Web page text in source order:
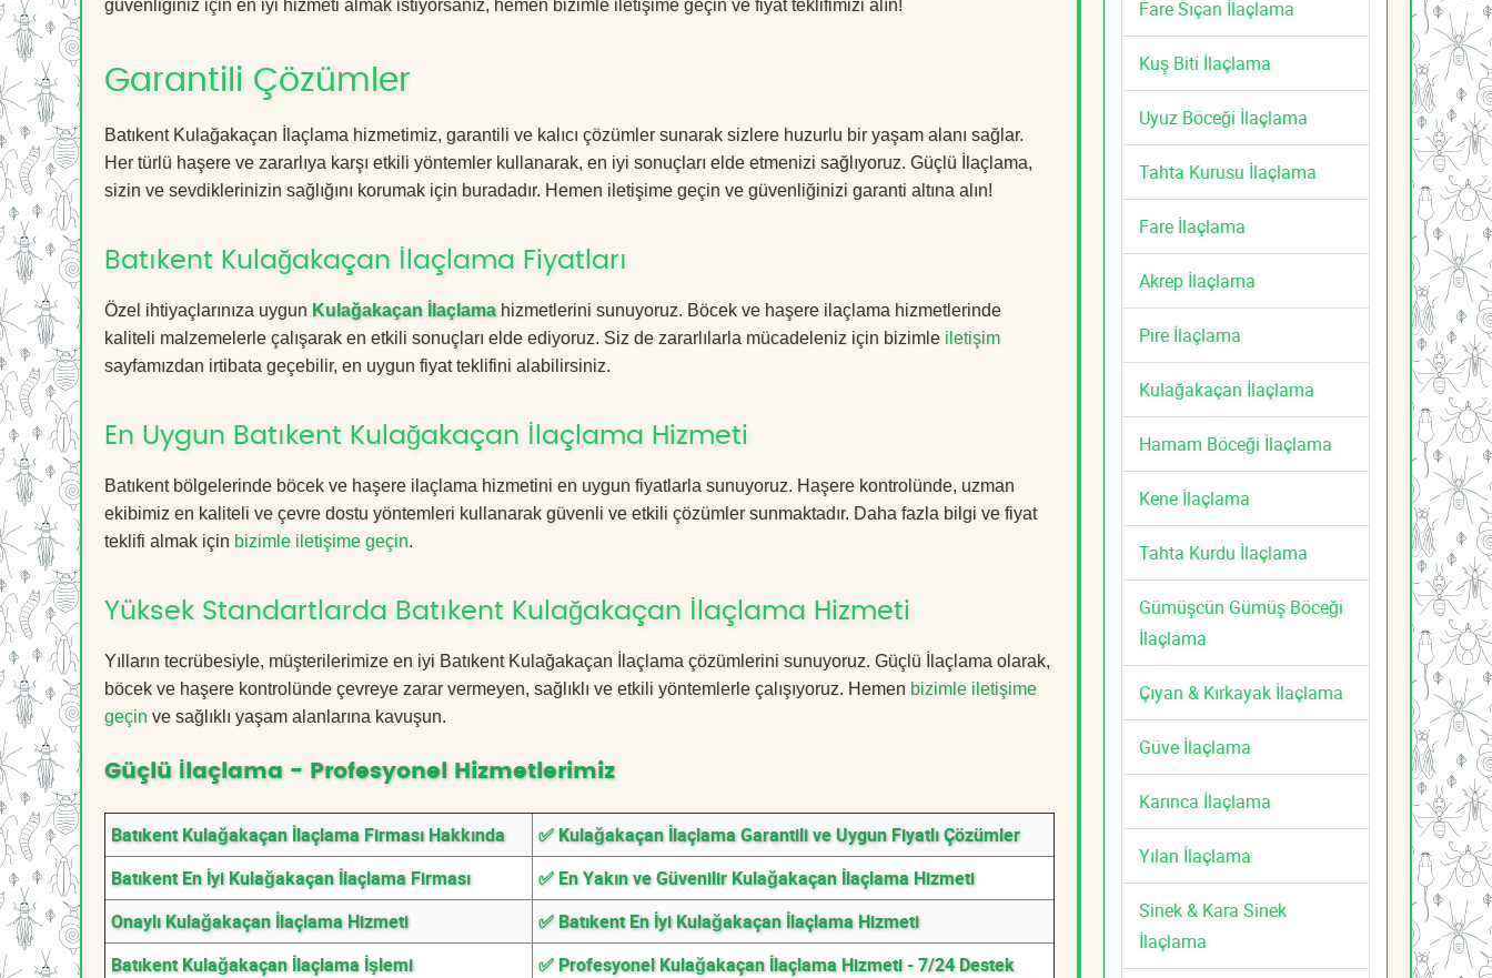
güvenliğiniz için en iyi hizmeti almak istiyorsanız, hemen bizimle iletişime geçin ve fiyat teklifimizi alın!
Garantili Çözümler
Batıkent Kulağakaçan İlaçlama hizmetimiz, garantili ve kalıcı çözümler sunarak sizlere huzurlu bir yaşam alanı sağlar.
Her türlü haşere ve zararlıya karşı etkili yöntemler kullanarak, en iyi sonuçları elde etmenizi sağlıyoruz. Güçlü İlaçlama,
sizin ve sevdiklerinizin sağlığını korumak için buradadır. Hemen iletişime geçin ve güvenliğinizi garanti altına alın!
Batıkent Kulağakaçan İlaçlama Fiyatları
Özel ihtiyaçlarınıza uygun Kulağakaçan İlaçlamahizmetlerini sunuyoruz. Böcek ve haşere ilaçlama hizmetlerinde
kaliteli malzemelerle çalışarak en etkili sonuçları elde ediyoruz. Siz de zararlılarla mücadeleniz için bizimle iletişim
sayfamızdan irtibata geçebilir, en uygun fiyat teklifini alabilirsiniz.
En Uygun Batıkent Kulağakaçan İlaçlama Hizmeti
Batıkent bölgelerinde böcek ve haşere ilaçlama hizmetini en uygun fiyatlarla sunuyoruz. Haşere kontrolünde, uzman
ekibimiz en kaliteli ve çevre dostu yöntemleri kullanarak güvenli ve etkili çözümler sunmaktadır. Daha fazla bilgi ve fiyat
teklifi almak için bizimle iletişime geçin.
Yüksek Standartlarda Batıkent Kulağakaçan İlaçlama Hizmeti
Yılların tecrübesiyle, müşterilerimize en iyi Batıkent Kulağakaçan İlaçlama çözümlerini sunuyoruz. Güçlü İlaçlama olarak,
böcek ve haşere kontrolünde çevreye zarar vermeyen, sağlıklı ve etkili yöntemlerle çalışıyoruz. Hemen bizimle iletişime
geçin ve sağlıklı yaşam alanlarına kavuşun.
Güçlü İlaçlama - Profesyonel Hizmetlerimiz
Batıkent Kulağakaçan İlaçlama Firması Hakkında
✅ Kulağakaçan İlaçlama Garantili ve Uygun Fiyatlı Çözümler
Batıkent En İyi Kulağakaçan İlaçlama Firması
✅ En Yakın ve Güvenilir Kulağakaçan İlaçlama Hizmeti
Onaylı Kulağakaçan İlaçlama Hizmeti
✅ Batıkent En İyi Kulağakaçan İlaçlama Hizmeti
Batıkent Kulağakaçan İlaçlama İşlemi
✅ Profesyonel Kulağakaçan İlaçlama Hizmeti - 7/24 Destek
Fare Sıçan İlaçlama
Kuş Biti İlaçlama
Uyuz Böceği İlaçlama
Tahta Kurusu İlaçlama
Fare İlaçlama
Akrep İlaçlama
Pire İlaçlama
Kulağakaçan İlaçlama
Hamam Böceği İlaçlama
Kene İlaçlama
Tahta Kurdu İlaçlama
Gümüşcün Gümüş Böceği
İlaçlama
Çıyan & Kırkayak İlaçlama
Güve İlaçlama
Karınca İlaçlama
Yılan İlaçlama
Sinek & Kara Sinek
İlaçlama